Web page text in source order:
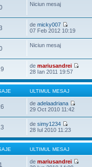
Niciun mesaj
demicky007
07 Feb 2012 10:19
Niciun mesaj
demariusandrei
28 Ian 2011 19:57
ULTIMUL MESAJ
deadelaadriana
29 Oct 2010 11:42
desimy1234
28 Iul 2010 11:23
ULTIMUL MESAJ
1 demariusandrei